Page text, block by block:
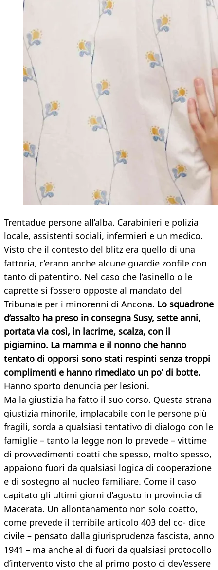
Trentadue persone all’alba. Carabinieri e polizia
locale, assistenti sociali, infermieri e un medico.
Visto che il contesto del blitz era quello di una
fattoria, c’erano anche alcune guardie zoofile con
tanto di patentino. Nel caso che l’asinello o le
caprette si fossero opposte al mandato del
Tribunale per i minorenni di Ancona. Lo squadrone
d’assalto ha preso in consegna Susy, sette anni,
portata via così, in lacrime, scalza, con il
pigiamino. La mamma e il nonno che hanno
tentato di opporsi sono stati respinti senza troppi
complimenti e hanno rimediato un po’ di botte.
Hanno sporto denuncia per lesioni.
Ma la giustizia ha fatto il suo corso. Questa strana
giustizia minorile, implacabile con le persone più
fragili, sorda a qualsiasi tentativo di dialogo con le
famiglie – tanto la legge non lo prevede – vittime
di provvedimenti coatti che spesso, molto spesso,
appaiono fuori da qualsiasi logica di cooperazione
e di sostegno al nucleo familiare. Come il caso
capitato gli ultimi giorni d’agosto in provincia di
Macerata. Un allontanamento non solo coatto,
come prevede il terribile articolo 403 del co- dice
civile – pensato dalla giurisprudenza fascista, anno
1941 – ma anche al di fuori da qualsiasi protocollo
d’intervento visto che al primo posto ci dev’essere